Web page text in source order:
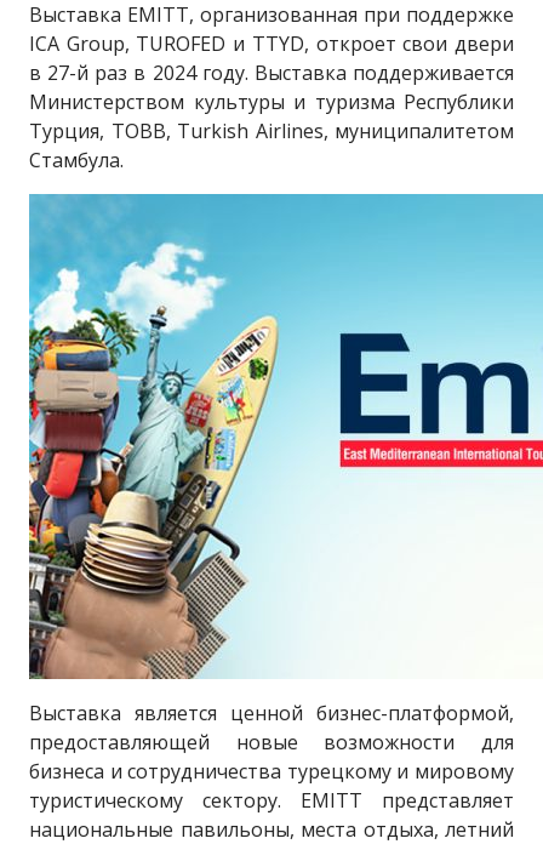
Выставка EMITT, организованная при поддержке
ICA Group, TUROFED и TTYD, откроет свои двери
в 27-й раз в 2024 году. Выставка поддерживается
Министерством культуры и туризма Республики
Турция, TOBB, Turkish Airlines, муниципалитетом
Стамбула.
Выставка является ценной бизнес-платформой,
предоставляющей новые возможности для
бизнеса и сотрудничества турецкому и мировому
туристическому сектору. EMITT представляет
национальные павильоны, места отдыха, летний